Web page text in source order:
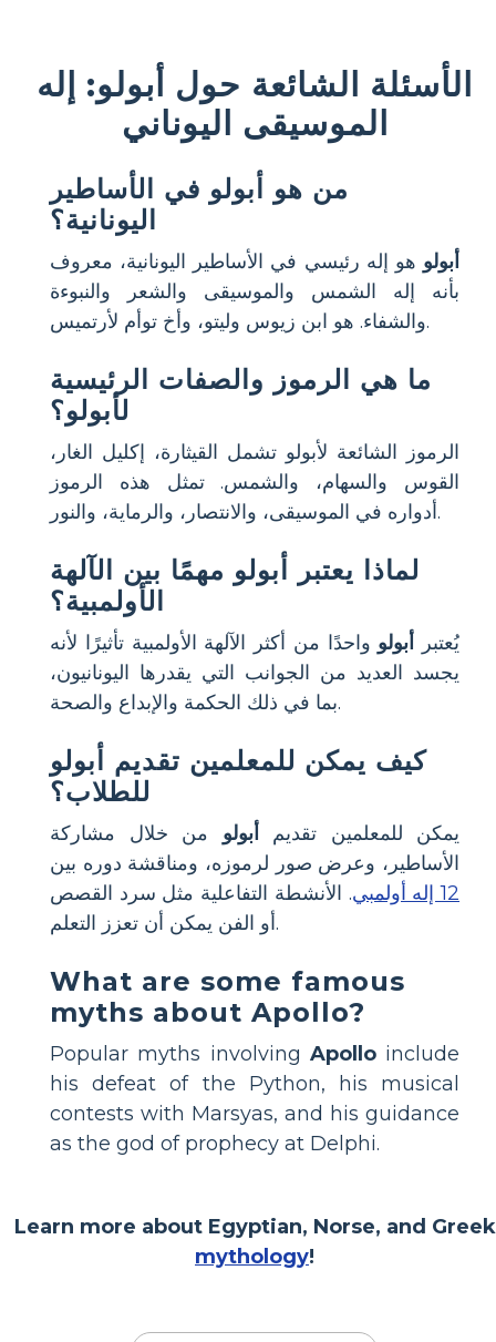
الأسئلة الشائعة حول أبولو: إله
الموسيقى اليوناني
من هو أبولو في الأساطير
اليونانية؟
أبولو هو إله رئيسي في الأساطير اليونانية، معروف
بأنه إله الشمس والموسيقى والشعر والنبوءة
والشفاء. هو ابن زيوس وليتو، وأخ توأم لأرتميس.
ما هي الرموز والصفات الرئيسية
لأبولو؟
الرموز الشائعة لأبولو تشمل القيثارة، إكليل الغار،
القوس والسهام، والشمس. تمثل هذه الرموز
أدواره في الموسيقى، والانتصار، والرماية، والنور.
لماذا يعتبر أبولو مهمًا بين الآلهة
الأولمبية؟
يُعتبر أبولو واحدًا من أكثر الآلهة الأولمبية تأثيرًا لأنه
يجسد العديد من الجوانب التي يقدرها اليونانيون،
بما في ذلك الحكمة والإبداع والصحة.
كيف يمكن للمعلمين تقديم أبولو
للطلاب؟
يمكن للمعلمين تقديم أبولو من خلال مشاركة
الأساطير، وعرض صور لرموزه، ومناقشة دوره بين
12 إله أولمبي
. الأنشطة التفاعلية مثل سرد القصص
أو الفن يمكن أن تعزز التعلم.
What are some famous
myths about Apollo?
Popular myths involving Apolloinclude
his defeat of the Python, his musical
contests with Marsyas, and his guidance
as the god of prophecy at Delphi.
Learn more about Egyptian, Norse, and Greek
mythology!